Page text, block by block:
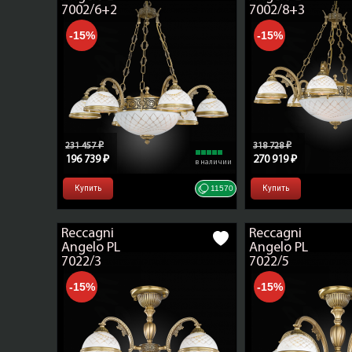
-15%
7002/6+2
231 457 ₽
196 739 ₽ в наличии
Купить 11570
-15%
7002/8+3
318 728 ₽
270 919 ₽
Купить
-15%
Reccagni
Angelo PL
7022/3
-15%
Reccagni
Angelo PL
7022/5